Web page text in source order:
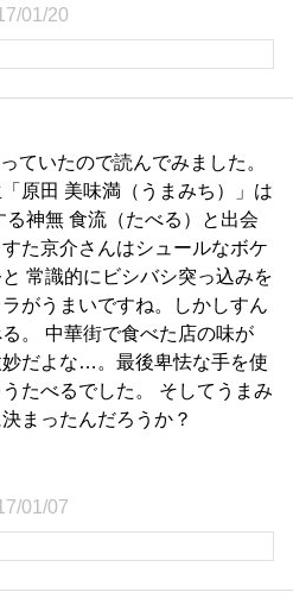
01/20
ていたので読んでみました。
原田 美味満（うまみち）」は
る神無 食流（たべる）と出会
た京介さんはシュールなボケ
常識的にビシバシ突っ込みを
がうまいですね。しかしすん
。 中華街で食べた店の味が
妙だよな…。最後卑怯な手を使
たべるでした。 そしてうまみ
まったんだろうか？
01/07